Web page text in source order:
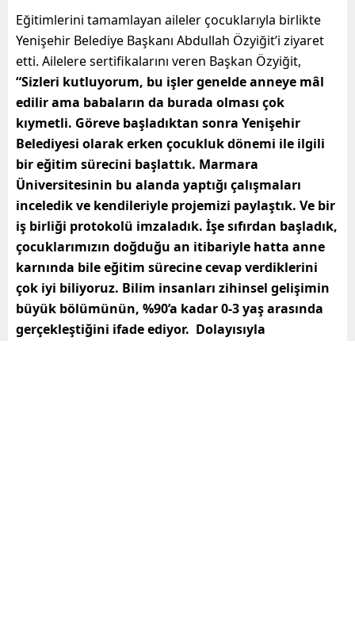
Eğitimlerini tamamlayan aileler çocuklarıyla birlikte
Yenişehir Belediye Başkanı Abdullah Özyiğit’i ziyaret
etti. Ailelere sertifikalarını veren Başkan Özyiğit,
“Sizleri kutluyorum, bu işler genelde anneye mâl
edilir ama babaların da burada olması çok
kıymetli. Göreve başladıktan sonra Yenişehir
Belediyesi olarak erken çocukluk dönemi ile ilgili
bir eğitim sürecini başlattık. Marmara
Üniversitesinin bu alanda yaptığı çalışmaları
inceledik ve kendileriyle projemizi paylaştık. Ve bir
iş birliği protokolü imzaladık. İşe sıfırdan başladık,
çocuklarımızın doğduğu an itibariyle hatta anne
karnında bile eğitim sürecine cevap verdiklerini
çok iyi biliyoruz. Bilim insanları zihinsel gelişimin
büyük bölümünün, %90’a kadar 0-3 yaş arasında
gerçekleştiğini ifade ediyor. Dolayısıyla